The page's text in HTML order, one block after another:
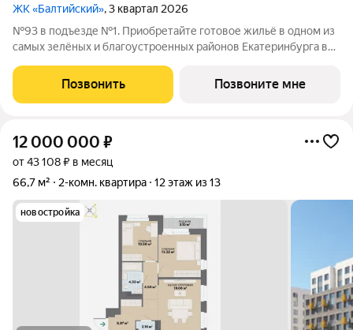
ЖК «Балтийский», 3 квартал 2026
№93 в подъезде №1. Приобретайте готовое жильё в одном из
самых зелёных и благоустроенных районов Екатеринбурга в
планировки: помимо стандартных, есть варианты с террасами,
антресолями,
Позвонить Позвоните мне
12 000 000 ₽
от 43 108 ₽ в месяц
66,7 м²
2-комн. квартира 12 этаж из 13
новостройка